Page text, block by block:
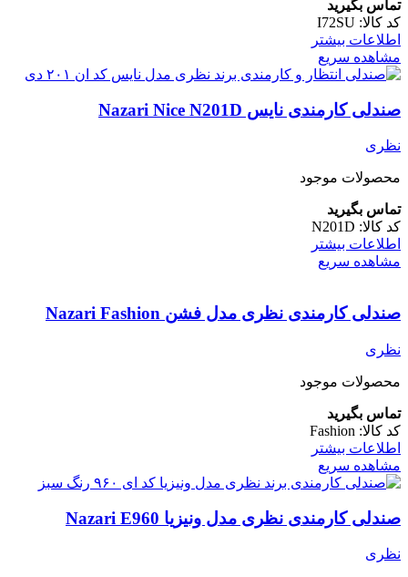
تماس بگیرید
کد کالا: I72SU
اطلاعات بیشتر
مشاهده سریع
صندلی کارمندی نایس Nazari Nice N201D
نظری
محصولات موجود
تماس بگیرید
کد کالا: N201D
اطلاعات بیشتر
مشاهده سریع
صندلی کارمندی نظری مدل فشن Nazari Fashion
نظری
محصولات موجود
تماس بگیرید
کد کالا: Fashion
اطلاعات بیشتر
مشاهده سریع
صندلی کارمندی نظری مدل ونیزیا Nazari E960
نظری